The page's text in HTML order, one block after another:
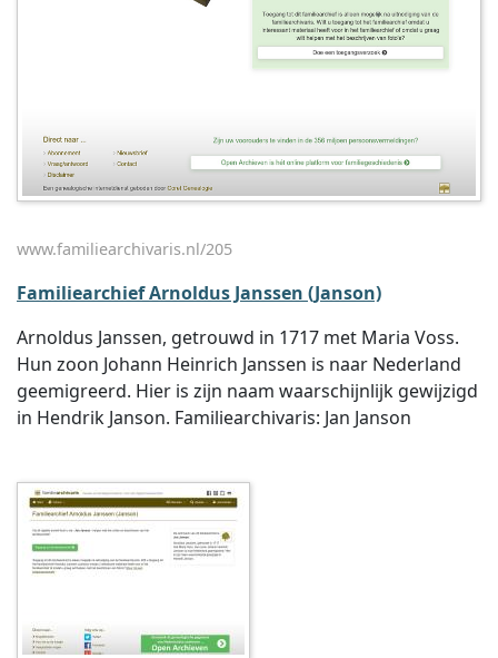
www.familiearchivaris.nl/205
Familiearchief Arnoldus Janssen (Janson)
Arnoldus Janssen, getrouwd in 1717 met Maria Voss.
Hun zoon Johann Heinrich Janssen is naar Nederland
geemigreerd. Hier is zijn naam waarschijnlijk gewijzigd
in Hendrik Janson. Familiearchivaris: Jan Janson